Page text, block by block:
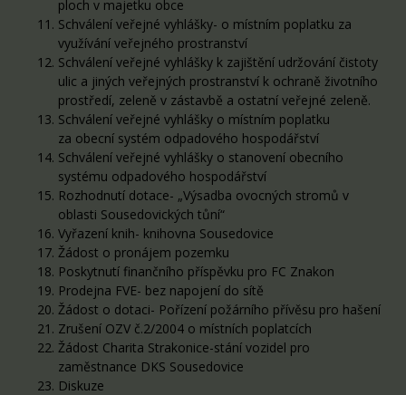
ploch v majetku obce
Schválení veřejné vyhlášky- o místním poplatku za
využívání veřejného prostranství
Schválení veřejné vyhlášky k zajištění udržování čistoty
ulic a jiných veřejných prostranství k ochraně životního
prostředí, zeleně v zástavbě a ostatní veřejné zeleně.
Schválení veřejné vyhlášky o místním poplatku
za obecní systém odpadového hospodářství
Schválení veřejné vyhlášky o stanovení obecního
systému odpadového hospodářství
Rozhodnutí dotace- „Výsadba ovocných stromů v
oblasti Sousedovických tůní“
Vyřazení knih- knihovna Sousedovice
Žádost o pronájem pozemku
Poskytnutí finančního příspěvku pro FC Znakon
Prodejna FVE- bez napojení do sítě
Žádost o dotaci- Pořízení požárního přívěsu pro hašení
Zrušení OZV č.2/2004 o místních poplatcích
Žádost Charita Strakonice-stání vozidel pro
zaměstnance DKS Sousedovice
Diskuze